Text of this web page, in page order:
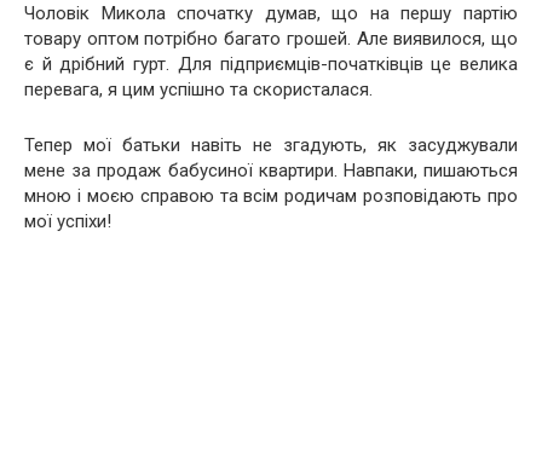
Чоловік Микола спочатку думав, що на першу партію
товару оптом потрібно багато грошей. Але виявилося, що
є й дрібний гурт. Для підприємців-початківців це велика
перевага, я цим успішно та скористалася.
Тепер мої батьки навіть не згадують, як засуджували
мене за продаж бабусиної квартири. Навпаки, пишаються
мною і моєю справою та всім родичам розповідають про
мої успіхи!